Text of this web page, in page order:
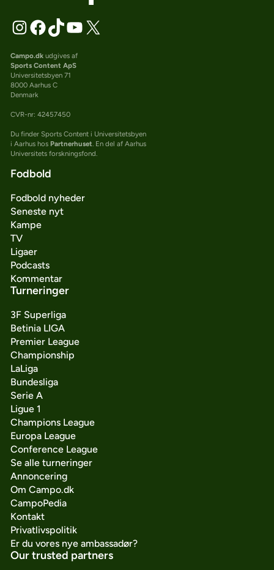
Campo.dkudgives af
Sports Content ApS
Universitetsbyen 71
8000 Aarhus C
Denmark
CVR-nr: 42457450
Du finder Sports Content i Universitetsbyen
i Aarhus hos Partnerhuset. En del af Aarhus
Universitets forskningsfond.
Fodbold
Fodbold nyheder
Seneste nyt
Kampe
TV
Ligaer
Podcasts
Kommentar
Turneringer
3F Superliga
Betinia LIGA
Premier League
Championship
LaLiga
Bundesliga
Serie A
Ligue 1
Champions League
Europa League
Conference League
Se alle turneringer
Annoncering
Om Campo.dk
CampoPedia
Kontakt
Privatlivspolitik
Er du vores nye ambassadør?
Our trusted partners